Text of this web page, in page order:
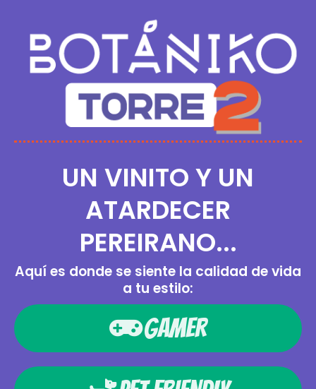
UN VINITO Y UN
ATARDECER
PEREIRANO...
Aquí es donde se siente la calidad de vida
a tu estilo:
GAMER